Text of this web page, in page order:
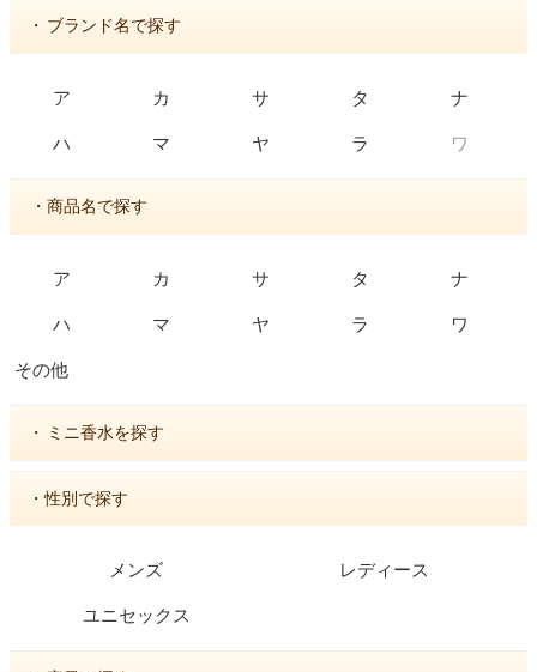
・ ブランド名で探す
ア カ サ タ ナ
ハ マ ヤ ラ ワ
・商品名で探す
ア カ サ タ ナ
ハ マ ヤ ラ ワ
その他
・ ミニ香水を探す
・性別で探す
メンズ レディース
ユニセックス